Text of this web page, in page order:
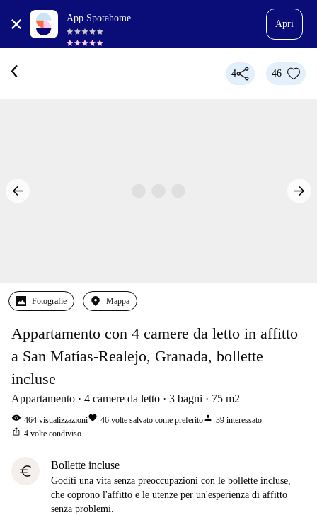
App Spotahome
Apri
4 46
Fotografie Mappa
Appartamento con 4 camere da letto in affitto
a San Matías-Realejo, Granada, bollette
incluse
Appartamento 4 camere da letto 3 bagni 75 m2
visibility 464 visualizzazionifavorite 46 volte salvato come preferitoperson 39 interessato
ios_share 4 volte condiviso
euro Bollette incluse
Goditi una vita senza preoccupazioni con le bollette incluse,
che coprono l'affitto e le utenze per un'esperienza di affitto
senza problemi.